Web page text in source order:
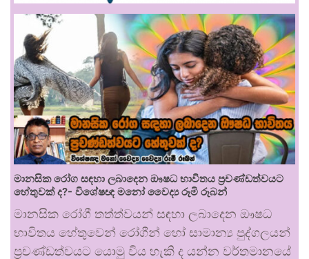
මානසික රෝග සඳහා ලබාදෙන ඖෂධ භාවිතය ප්‍රචණ්ඩත්වයට
හේතුවක් ද?- විශේෂඥ මනෝ වෛද්‍ය රූමි රූබන්
මානසික රෝගී තත්ත්වයන් සඳහා ලබාදෙන ඖෂධ
භාවිතය හේතුවෙන් රෝගීන් හෝ සාමාන්‍ය පුද්ගලයන්
ප්‍රචණ්ඩත්වයට යොමු විය හැකි ද යන්න වර්තමානයේ